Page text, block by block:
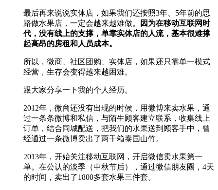
最后再来说说实体店，如果我们还按照3年、5年前的思
路做水果店，一定会越来越难做。
因为在移动互联网时
代，没有线上的支撑，单靠实体店的人流，基本很难撑
起高昂的房租和人员成本。
所以，微商、社区团购、实体店，如果还只靠单一模式
经营，生存会变得越来越困难。
跟大家分享一下我的个人经历。
2012年，微商还没有出现的时候，用微博来卖水果，通
过一条条微博和私信，与陌生顾客建立联系，收集线上
订单，结合同城配送，把我们的水果送到顾客手中，曾
经通过一条微博卖出了两千箱泰国山竹。
2013年，开始关注移动互联网，开启微信卖水果第一
单。在公认的淡季（中秋节后），通过微信朋友圈，4天
的时间，卖出了1800多套水果三件套。